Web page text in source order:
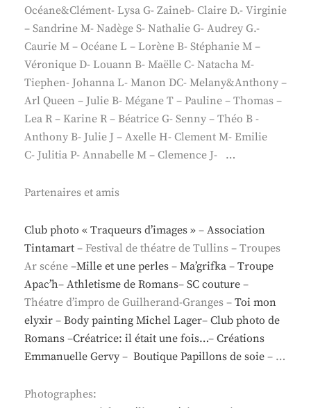
Océane&Clément- Lysa G- Zaineb- Claire D.- Virginie
– Sandrine M- Nadège S- Nathalie G- Audrey G.-
Caurie M – Océane L – Lorène B- Stéphanie M –
Véronique D- Louann B- Maëlle C- Natacha M-
Tiephen- Johanna L- Manon DC- Melany&Anthony –
Arl Queen – Julie B- Mégane T – Pauline – Thomas –
Lea R – Karine R – Béatrice G- Senny – Théo B -
Anthony B- Julie J – Axelle H- Clement M- Emilie
C- Julitia P- Annabelle M – Clemence J- …
Partenaires et amis
Club photo « Traqueurs d’images » – Association
Tintamart – Festival de théatre de Tullins – Troupes
Ar scéne –Mille et une perles – Ma’grifka – Troupe
Apac’h– Athletisme de Romans– SC couture –
Théatre d’impro de Guilherand-Granges – Toi mon
elyxir – Body painting Michel Lager– Club photo de
Romans –Créatrice: il était une fois…– Créations
Emmanuelle Gervy – Boutique Papillons de soie – …
Photographes: